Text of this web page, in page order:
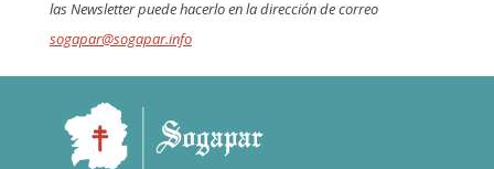
las Newsletter puede hacerlo en la dirección de correo
sogapar@sogapar.info